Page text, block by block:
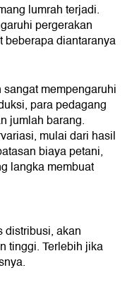
lumrah terjadi.
pergerakan
beberapa diantaranya
mempengaruhi
para pedagang
jumlah barang.
mulai dari hasil
biaya petani,
langka membuat
distribusi, akan
tinggi. Terlebih jika